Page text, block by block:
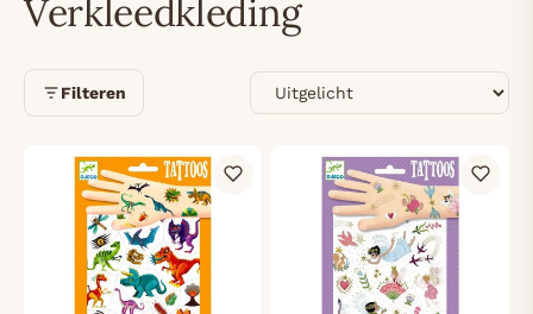
Verkleedkleding
Filteren Sorteren